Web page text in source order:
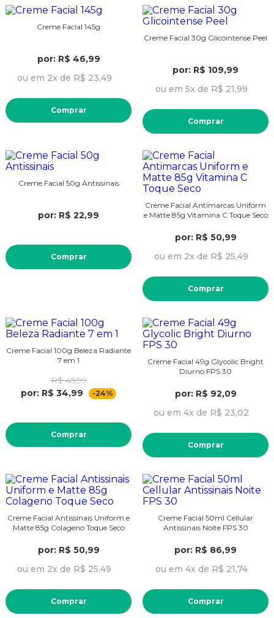
Creme Facial 145g
por: R$ 46,99
ou em 2x de R$ 23,49
Comprar
Creme Facial 30g Glicointense Peel
por: R$ 109,99
ou em 5x de R$ 21,99
Comprar
Creme Facial 50g Antissinais
por: R$ 22,99
Comprar
Creme Facial Antimarcas Uniform
e Matte 85g Vitamina C Toque Seco
por: R$ 50,99
ou em 2x de R$ 25,49
Comprar
Creme Facial 100g Beleza Radiante
7 em 1
R$ 45,99
por: R$ 34,99
-24%
Comprar
Creme Facial 49g Glycolic Bright
Diurno FPS 30
por: R$ 92,09
ou em 4x de R$ 23,02
Comprar
Creme Facial Antissinais Uniform e
Matte 85g Colageno Toque Seco
por: R$ 50,99
ou em 2x de R$ 25,49
Comprar
Creme Facial 50ml Cellular
Antissinais Noite FPS 30
por: R$ 86,99
ou em 4x de R$ 21,74
Comprar